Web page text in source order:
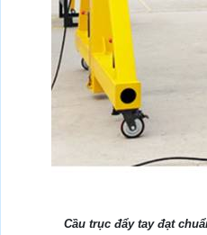
Cầu trục đẩy tay đạt